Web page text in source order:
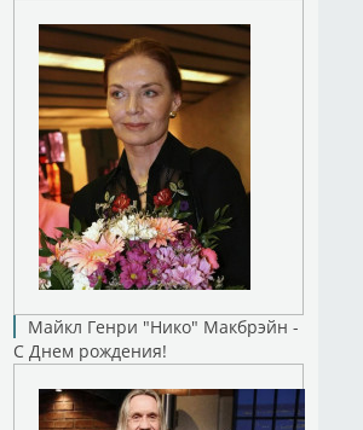
Майкл Генри "Нико" Макбрэйн -
С Днем рождения!